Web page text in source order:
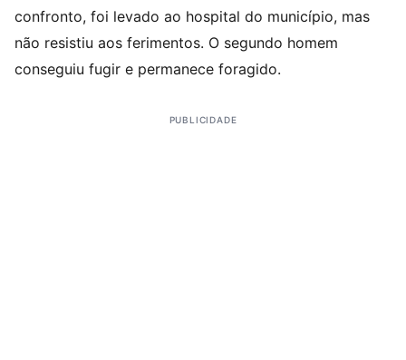
confronto, foi levado ao hospital do município, mas
não resistiu aos ferimentos. O segundo homem
conseguiu fugir e permanece foragido.
PUBLICIDADE